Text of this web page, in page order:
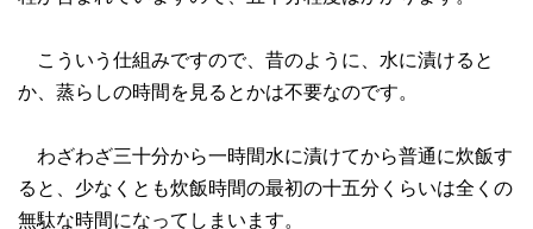
こういう仕組みですので、昔のように、水に漬けると
か、蒸らしの時間を見るとかは不要なのです。
わざわざ三十分から一時間水に漬けてから普通に炊飯す
ると、少なくとも炊飯時間の最初の十五分くらいは全くの
無駄な時間になってしまいます。